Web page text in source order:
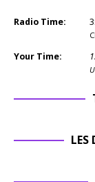
Radio Time: 3
Your Time: 1
LES